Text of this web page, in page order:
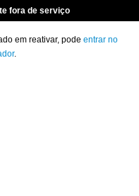
fora de serviço
em reativar, pode entrar no
.